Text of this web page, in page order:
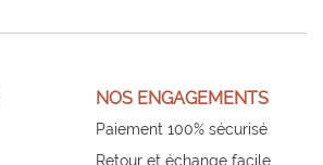
NOS ENGAGEMENTS
Paiement 100% sécurisé
Retour et échange facile